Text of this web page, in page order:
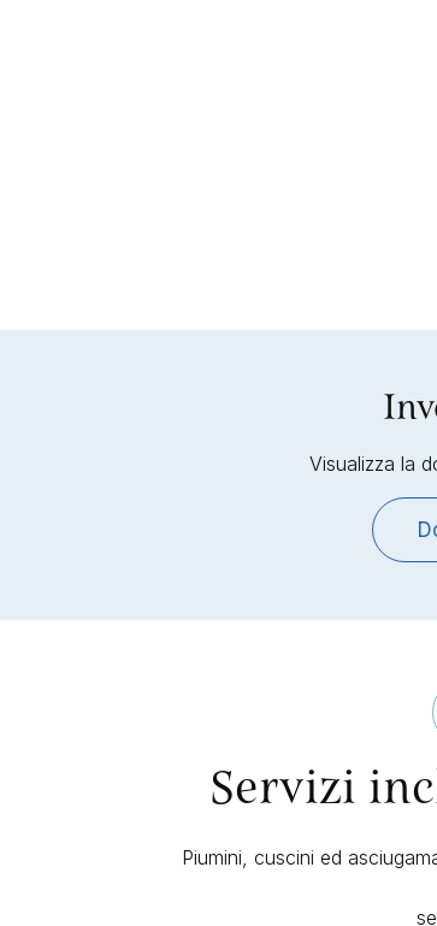
Visualizza la
Servizi
Piumini, cuscini ed